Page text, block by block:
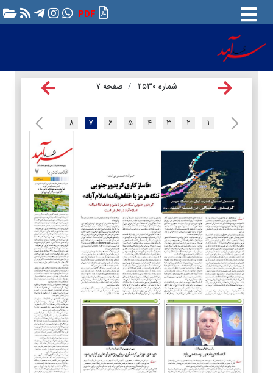
PDF
شماره ۲۵۳۰ صفحه ۷
۱ ۲ ۳ ۴ ۵ ۶ ۷ ۸